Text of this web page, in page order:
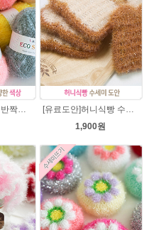
점보 에코스토리 반짝이 80g 대용량 수세미뜨기 뜨개실 친환경소품 뜨개질실//웰빙수세미실/반짝이수세미실/반짝이뜨개실/ 수세미실/대용량수세미/빤짝이실
[유료도안]허니식빵 수세미뜨기 코바늘뜨기도안 /수세미뜨기/수세미실/반짝이수세미/반짝이실/수세미실 웰빙수세미 퐁퐁수세미 식빵 코바늘수세미
1,900원